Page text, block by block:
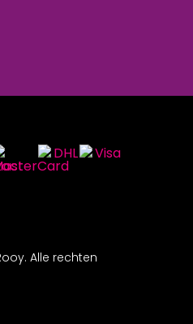
Alle rechten